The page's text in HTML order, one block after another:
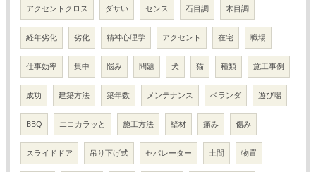
アクセントクロス ダサい センス 石目調 木目調
経年劣化 劣化 精神心理学 アクセント 在宅 職場
仕事効率 集中 悩み 問題 犬 猫 種類 施工事例
成功 建築方法 築年数 メンテナンス ベランダ 遊び場
BBQ エコカラッと 施工方法 壁材 痛み 傷み
スライドドア 吊り下げ式 セパレーター 土間 物置